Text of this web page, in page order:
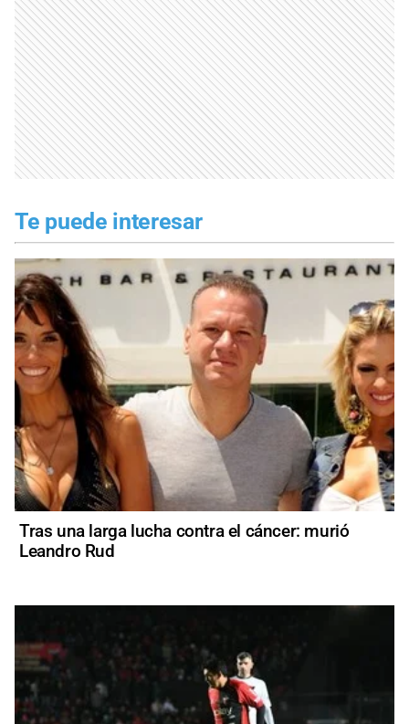
Te puede interesar
Tras una larga lucha contra el cáncer: murió
Leandro Rud